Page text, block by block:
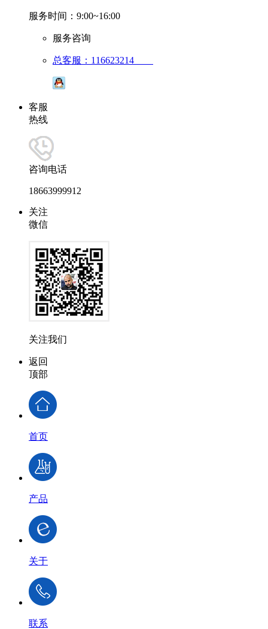
服务时间：9:00~16:00
服务咨询
总客服：116623214
客服
热线
咨询电话
18663999912
关注
微信
关注我们
返回
顶部
首页
产品
关于
联系